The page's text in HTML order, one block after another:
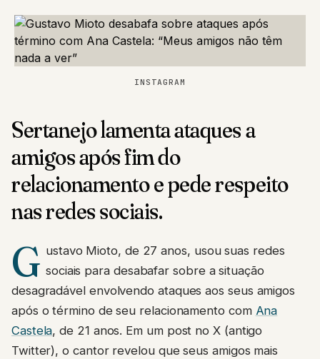
INSTAGRAM
Sertanejo lamenta ataques a
amigos após fim do
relacionamento e pede respeito
nas redes sociais.
G ustavo Mioto, de 27 anos, usou suas redes
sociais para desabafar sobre a situação
desagradável envolvendo ataques aos seus amigos
após o término de seu relacionamento com Ana
Castela, de 21 anos. Em um post no X (antigo
Twitter), o cantor revelou que seus amigos mais